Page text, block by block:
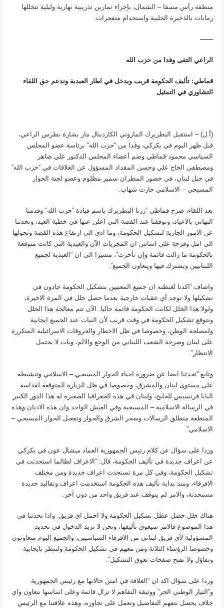
منطقة رأس مسقا – الشمال، بإجراء تمارين تدريبية نهارية وليلية تتخللها
رمايات بالذخيرة الخلبية واستخدام متفجرات.
——
الراعي التقى وفدا من حزب الله
قماطي: تأليف الحكومة قريب ويدخل في اطار العيدية وندعم حق اللقاء
التشاوري في التمثيل
(أ.ل) – استقبل البطريرك الماروني الكاردينال مار بشارة بطرس الراعي،
قبل ظهر اليوم في بكركي، وفدا من “حزب الله” برئاسة عضو المجلس
السياسي محمود قماطي وضم أعضاء المجلس الدكتور علي ضاهر
ومصطفى الحاج علي وحسن المقداد المسؤول عن العلاقات في “حزب الله”
في جبل لبنان، في حضور المطران سمير مظلوم وعضو لجنة الحوار
المسيحي – الاسلامي حارث شهاب.
بعد اللقاء، صرح قماطي “زرنا البطريرك باسم قيادة “حزب الله” وقدمنا
التهاني بالاعياد، وتوقفنا عند القصة التي اعلن عنها في خطبة العيد، وتحدثنا
عن الامور الجارية لتشكيل الحكومة، وما ادى الى ارتفاع هذه القصة وتحولها
الى امل وفرحة على اساس ان المجريات الآن والعيدية التي كانت متوقعة
بالحكومة ما زالت قائمة وإن تأخرت”، مشيرا الى ان “العيدية لجميع
اللبنانيين ويشترك فيها ويتعاون الجميع”.
واضاف “اكدنا لغبطته ان جميع المعنيين بتشكيل الحكومة جادون في
تشكيلها ولا توجد أي عقبات خارجية بعدما حصل خلل في المرة الاخيرة،
ولولا هذا الخلل لكانت الحكومة قائمة حاليا. الآن تتم معالجة هذا الخلل
ونتوقع تشكيل الحكومة في وقت قريب لأن النيات عند الجميع ايجابية
ولمصلحة الوطن، وخصوصا في ظل الاخطار والخروقات الاسرائيلية المتكررة
على لبنان وصرخة الشعب اللبناني من الوجع والالم، وبات لا يحتمل
الانتظار”.
وتابع “تحدثنا ايضا عن ضرورة احياء الحوار المسيحي – الاسلامي وتنشيطه
على مستوى لبنان والمشرق، وخصوصا في ظل الزيارة المتوقعة لقداسة
البابا فرنسيس للخليج، ولبنان في هذه الجغرافيا الصغيرة له هذا الدور الكبير
في الرسالة الاسلامية – المسيحية وفي العيش الواحد وان هذه الاديان وهذه
المنطقة منطلق الرسالات وسحر الشرق والحوار وتفعيل الحوار المسيحي –
الاسلامي”.
وردا على سؤال عن كلام رئيس الجمهورية العماد ميشال عون في بكركي
عن اعراف جديدة في تأليف الحكومة، قال: “الاعراف لطالما استحدثت في
تشكيل الحكومة، وفي كل مرة تستحدث اعراف جديدة ومن مختلف
الافرقاء، ومنذ بداية تأليف هذه الحكومة استخدمت اعراف وتقاليد جديدة
مستحدثة، والامر لم يتوقف عند فريق واحد من دون آخر.
هناك خلل حصل عطل تشكيل الحكومة ولا احمل اي فريق. واذا تحدثنا في
هذا الموضوع فالامر سيعوق تأليفها، ونحن لا نريد الدخول في تحديد
المسؤولية لأي فريق لبناني من الافرقاء السياسيين، والجميع اليوم متعاونون
وخصوصا الرؤساء الثلاثة ومن معهم في تشكيل الحكومة ولننظر بايجابية
وتفاؤل ولا نفتح صفحات تعوق التشكيل”.
وردا على سؤال اكد ان “العلاقة في امتن حالاتها مع رئيس الجمهورية
و”التيار الوطني الحر” ووثيقة التفاهم لا تزال قائمة وعلى اساسها نتعاون واي
خلاف يحصل نتفهم التفاصيل ونعمل على تجاوزه، وهذه علاقتنا مع الرئيس